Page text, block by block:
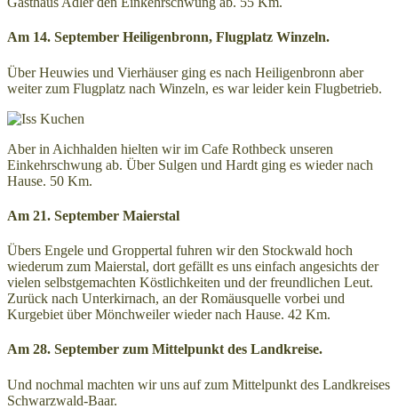
Am 14. September Heiligenbronn, Flugplatz Winzeln.
Über Heuwies und Vierhäuser ging es nach Heiligenbronn aber
weiter zum Flugplatz nach Winzeln, es war leider kein Flugbetrieb.
Aber in Aichhalden hielten wir im Cafe Rothbeck unseren
Einkehrschwung ab. Über Sulgen und Hardt ging es wieder nach
Hause. 50 Km.
Am 21. September Maierstal
Übers Engele und Groppertal fuhren wir den Stockwald hoch
wiederum zum Maierstal, dort gefällt es uns einfach angesichts der
vielen selbstgemachten Köstlichkeiten und der freundlichen Leut.
Zurück nach Unterkirnach, an der Romäusquelle vorbei und
Kurgebiet über Mönchweiler wieder nach Hause. 42 Km.
Am 28. September zum Mittelpunkt des Landkreise.
Und nochmal machten wir uns auf zum Mittelpunkt des Landkreises
Schwarzwald-Baar.